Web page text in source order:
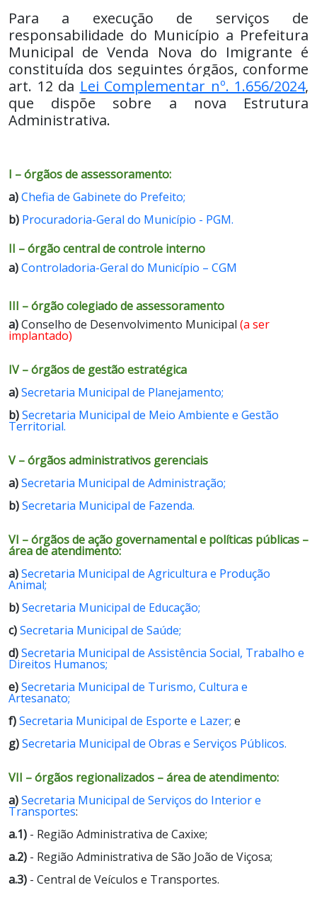
Para a execução de serviços de
responsabilidade do Município a Prefeitura
Municipal de Venda Nova do Imigrante é
constituída dos seguintes órgãos, conforme
art. 12 da Lei Complementar nº. 1.656/2024,
que dispõe sobre a nova Estrutura
Administrativa.
I – órgãos de assessoramento:
a)Chefia de Gabinete do Prefeito;
b) Procuradoria-Geral do Município - PGM.
II – órgão central de controle interno
a)Controladoria-Geral do Município – CGM
III – órgão colegiado de assessoramento
a)Conselho de Desenvolvimento Municipal (a ser
implantado)
IV – órgãos de gestão estratégica
a)Secretaria Municipal de Planejamento;
b)Secretaria Municipal de Meio Ambiente e Gestão
Territorial.
V – órgãos administrativos gerenciais
a)Secretaria Municipal de Administração;
b)Secretaria Municipal de Fazenda.
VI – órgãos de ação governamental e políticas públicas –
área de atendimento:
a)Secretaria Municipal de Agricultura e Produção
Animal;
b)Secretaria Municipal de Educação;
c)Secretaria Municipal de Saúde;
d)Secretaria Municipal de Assistência Social, Trabalho e
Direitos Humanos;
e)Secretaria Municipal de Turismo, Cultura e
Artesanato;
f)Secretaria Municipal de Esporte e Lazer; e
g)Secretaria Municipal de Obras e Serviços Públicos.
VII – órgãos regionalizados – área de atendimento:
a)Secretaria Municipal de Serviços do Interior e
Transportes:
a.1) - Região Administrativa de Caxixe;
a.2) - Região Administrativa de São João de Viçosa;
a.3) - Central de Veículos e Transportes.